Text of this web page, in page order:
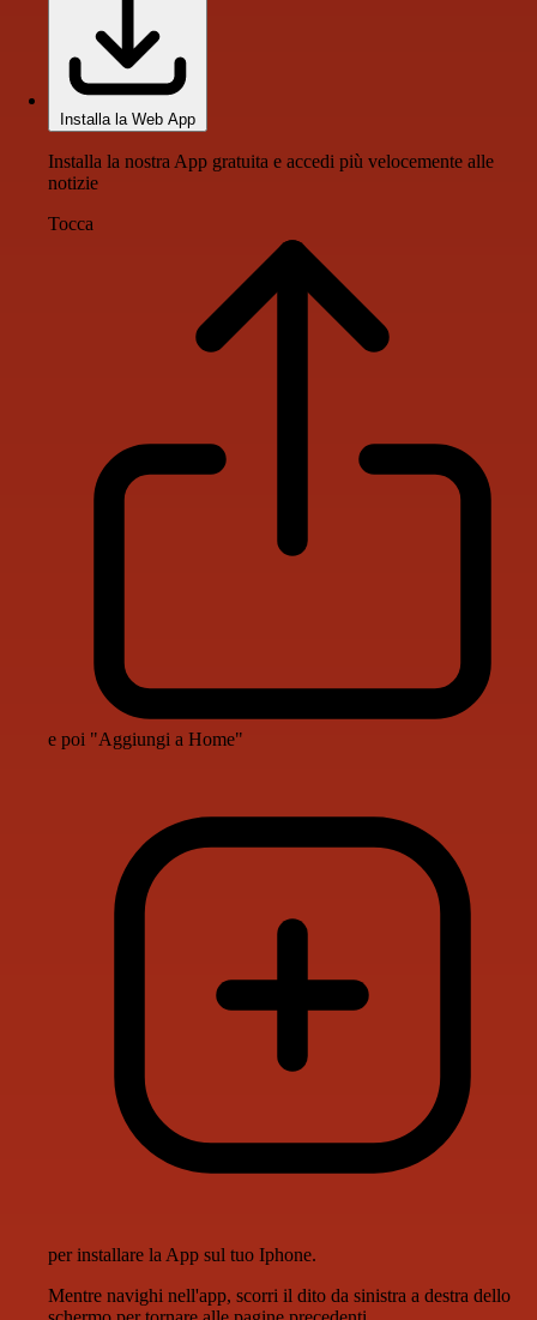
Installa la Web App
Installa la nostra App gratuita e accedi più velocemente alle
notizie
Tocca
e poi "Aggiungi a Home"
per installare la App sul tuo Iphone.
Mentre navighi nell'app, scorri il dito da sinistra a destra dello